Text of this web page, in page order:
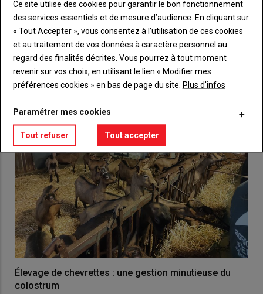
Lien Créez un compte
VOUS AIMEREZ AUSSI
Élevage de chevrettes : une gestion minutieuse du
colostrum
Ce site utilise des cookies pour garantir le bon fonctionnement
des services essentiels et de mesure d’audience. En cliquant sur
« Tout Accepter », vous consentez à l’utilisation de ces cookies
et au traitement de vos données à caractère personnel au
regard des finalités décrites. Vous pourrez à tout moment
revenir sur vos choix, en utilisant le lien « Modifier mes
préférences cookies » en bas de page du site. Plus d'infos
Paramétrer mes cookies
Tout refuser Tout accepter